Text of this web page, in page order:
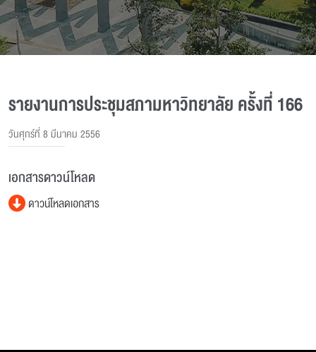
รายงานการประชุมสภามหาวิทยาลัย ครั้งที่ 166
วันศุกร์ที่ 8 มีนาคม 2556
เอกสารดาวน์โหลด
ดาวน์โหลดเอกสาร